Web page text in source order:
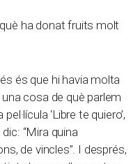
ha donat fruits molt
és que hi havia molta
cosa de què parlem
‘Libre te quiero’,
“Mira quina
de vincles”. I després,